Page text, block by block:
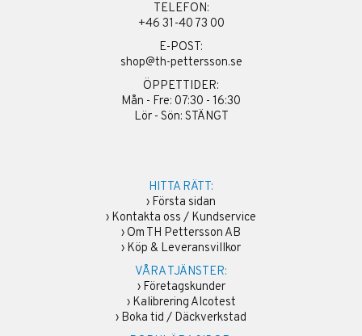
TELEFON:
+46 31-40 73 00
E-POST:
shop@th-pettersson.se
ÖPPETTIDER:
Mån - Fre: 07:30 - 16:30
Lör - Sön: STÄNGT
HITTA RÄTT:
› Första sidan
› Kontakta oss / Kundservice
› Om TH Pettersson AB
› Köp & Leveransvillkor
VÅRA TJÄNSTER:
› Företagskunder
› Kalibrering Alcotest
› Boka tid / Däckverkstad